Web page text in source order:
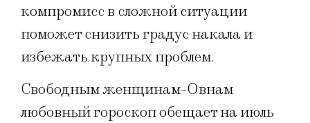
компромисс в сложной ситуации
поможет снизить градус накала и
избежать крупных проблем.
Свободным женщинам-Овнам
любовный гороскоп обещает на июль